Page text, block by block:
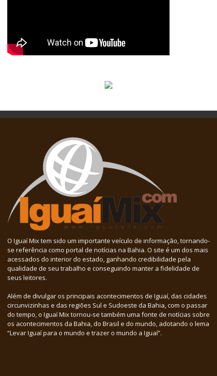
O Iguaí Mix tem sido um importante veículo de informação, tornando-
se referência como portal de notícias na Bahia. O site é um dos mais
acessados do interior do estado, ganhando credibilidade pela
qualidade de seu trabalho e conseguindo manter a fidelidade de
seus leitores.
Além de divulgar os principais acontecimentos de Iguaí, das cidades
circunvizinhas e das regiões Sul e Sudoeste da Bahia, com o passar
do tempo, o Iguaí Mix tornou-se também uma fonte de notícias sobre
os acontecimentos da Bahia, do Brasil e do mundo, adotando o lema
“Levar Iguaí para o mundo e trazer o mundo a Iguaí”.